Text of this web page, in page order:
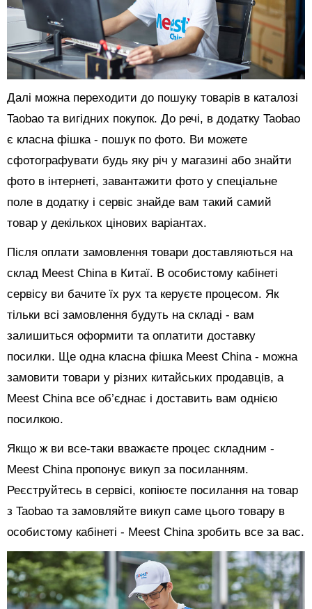
Далі можна переходити до пошуку товарів в каталозі
Taobao та вигідних покупок. До речі, в додатку Taobao
є класна фішка - пошук по фото. Ви можете
сфотографувати будь яку річ у магазині або знайти
фото в інтернеті, завантажити фото у спеціальне
поле в додатку і сервіс знайде вам такий самий
товар у декількох цінових варіантах.
Після оплати замовлення товари доставляються на
склад Meest China в Китаї. В особистому кабінеті
сервісу ви бачите їх рух та керуєте процесом. Як
тільки всі замовлення будуть на складі - вам
залишиться оформити та оплатити доставку
посилки. Ще одна класна фішка Meest China - можна
замовити товари у різних китайських продавців, а
Meest China все об’єднає і доставить вам однією
посилкою.
Якщо ж ви все-таки вважаєте процес складним -
Meest China пропонує викуп за посиланням.
Реєструйтесь в сервісі, копіюєте посилання на товар
з Taobao та замовляйте викуп саме цього товару в
особистому кабінеті - Meest China зробить все за вас.